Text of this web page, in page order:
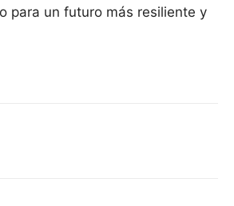
para un futuro más resiliente y